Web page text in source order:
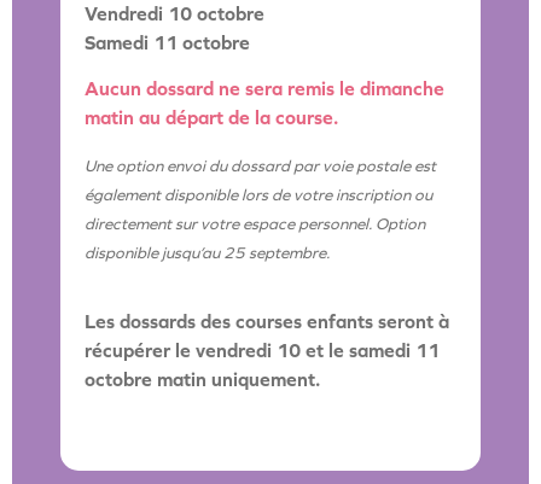
Vendredi 10 octobre
Samedi 11 octobre
Aucun dossard ne sera remis le dimanche
matin au départ de la course.
Une option envoi du dossard par voie postale est
également disponible lors de votre inscription ou
directement sur votre espace personnel. Option
disponible jusqu’au 25 septembre.
Les dossards des courses enfants seront à
récupérer le vendredi 10 et le samedi 11
octobre matin uniquement.